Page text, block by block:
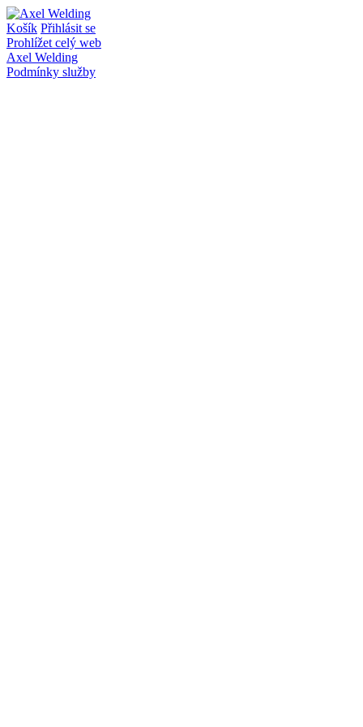
Košík Přihlásit se
Prohlížet celý web
Axel Welding
Podmínky služby